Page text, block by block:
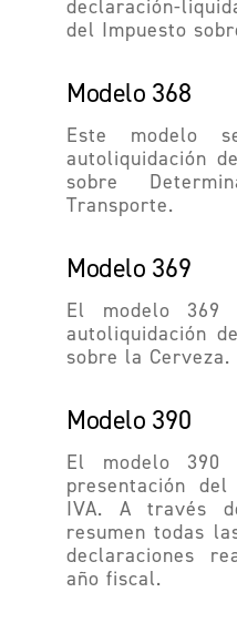
declaración-
del Impuesto
Modelo 368
Este modelo
autoliquidación
sobre
Transporte.
Modelo 369
El modelo
autoliquidación
sobre la Cerveza.
Modelo 390
El modelo
presentación
IVA. A través
resumen todas
declaraciones
año fiscal.